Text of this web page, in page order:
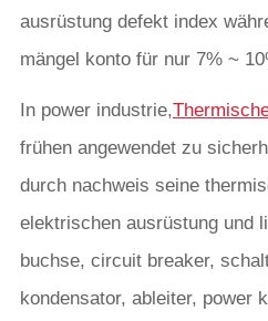
ausrüstung defekt index
mängel konto für nur 7% ~
In power industrie,
frühen angewendet zu
durch nachweis seine
elektrischen ausrüstung und
buchse, circuit breaker,
kondensator, ableiter, power